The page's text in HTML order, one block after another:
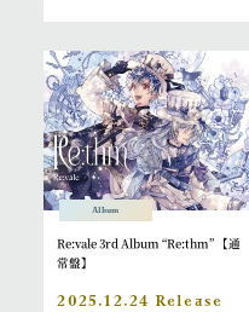
Album
Re:vale 3rd Album “Re:thm” 【通
常盤】
2025.12.24 Release